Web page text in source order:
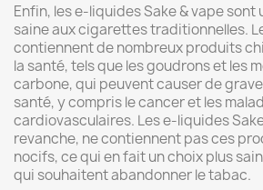
Enfin, les e-liquides Sake & vape
saine aux cigarettes traditionnelles.
contiennent de nombreux produits
la santé, tels que les goudrons et les
carbone, qui peuvent causer de
santé, y compris le cancer et les
cardiovasculaires. Les e-liquides
revanche, ne contiennent pas ces
nocifs, ce qui en fait un choix plus
qui souhaitent abandonner le tabac.